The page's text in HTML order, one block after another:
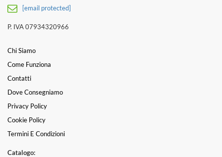
[email protected]
P. IVA 07934320966
Chi Siamo
Come Funziona
Contatti
Dove Consegniamo
Privacy Policy
Cookie Policy
Termini E Condizioni
Catalogo: